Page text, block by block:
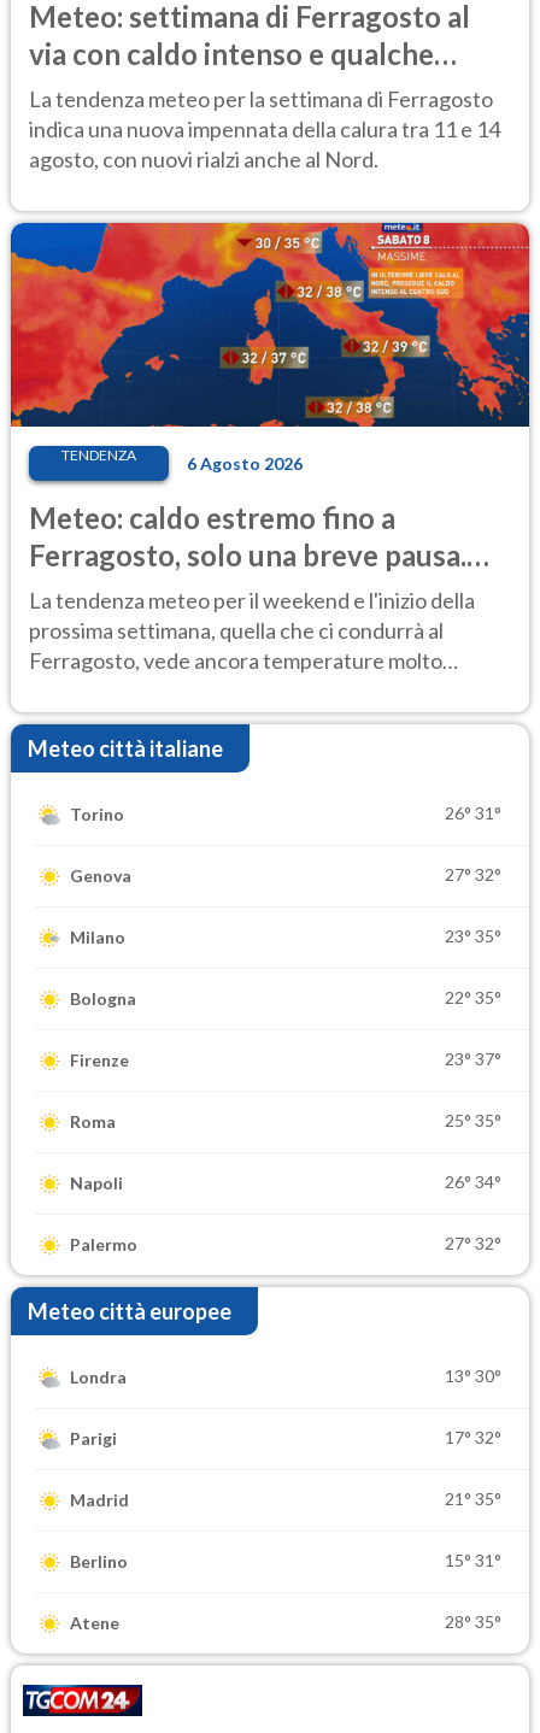
Meteo: settimana di Ferragosto al
via con caldo intenso e qualche
temporale
La tendenza meteo per la settimana di Ferragosto
indica una nuova impennata della calura tra 11 e 14
agosto, con nuovi rialzi anche al Nord.
TENDENZA 6 Agosto 2026
Meteo: caldo estremo fino a
Ferragosto, solo una breve pausa.
Ecco dove
La tendenza meteo per il weekend e l'inizio della
prossima settimana, quella che ci condurrà al
Ferragosto, vede ancora temperature molto
Meteo città italiane
Torino 26° 31°
Genova 27° 32°
Milano 23° 35°
Bologna 22° 35°
Firenze 23° 37°
Roma 25° 35°
Napoli 26° 34°
Palermo 27° 32°
Meteo città europee
Londra 13° 30°
Parigi 17° 32°
Madrid 21° 35°
Berlino 15° 31°
Atene 28° 35°